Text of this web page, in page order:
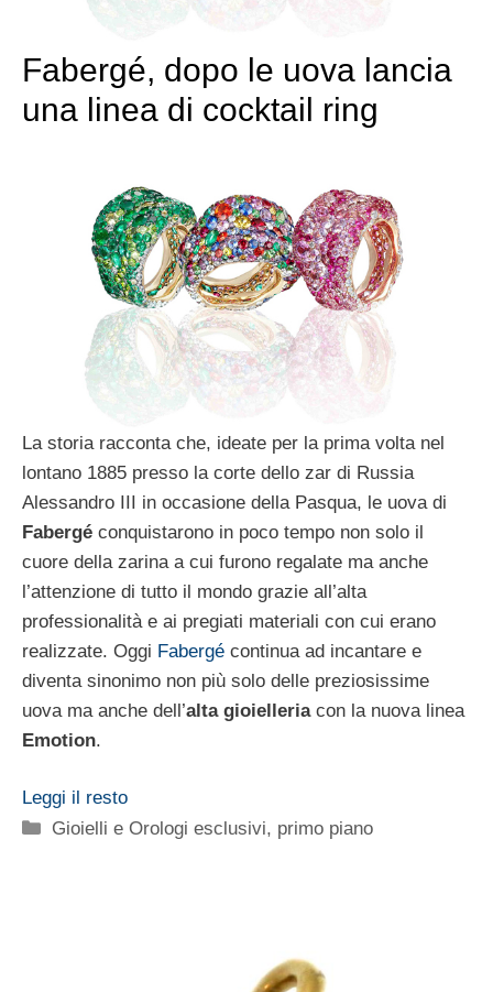
Fabergé, dopo le uova lancia
una linea di cocktail ring
La storia racconta che, ideate per la prima volta nel
lontano 1885 presso la corte dello zar di Russia
Alessandro III in occasione della Pasqua, le uova di
Fabergé conquistarono in poco tempo non solo il
cuore della zarina a cui furono regalate ma anche
l’attenzione di tutto il mondo grazie all’alta
professionalità e ai pregiati materiali con cui erano
realizzate. Oggi Fabergé continua ad incantare e
diventa sinonimo non più solo delle preziosissime
uova ma anche dell’alta gioielleriacon la nuova linea
Emotion.
Leggi il resto
Categorie
Gioielli e Orologi esclusivi, primo piano